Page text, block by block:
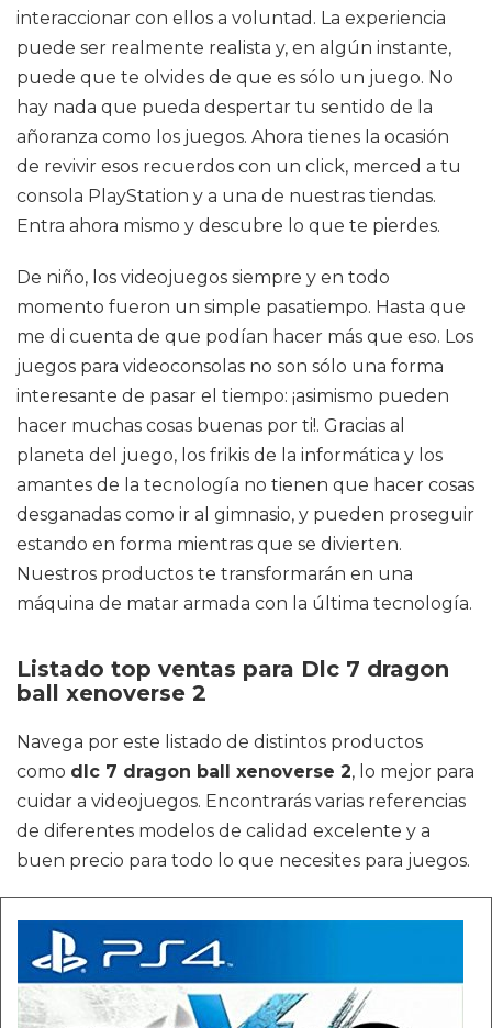
interaccionar con ellos a voluntad. La experiencia
puede ser realmente realista y, en algún instante,
puede que te olvides de que es sólo un juego. No
hay nada que pueda despertar tu sentido de la
añoranza como los juegos. Ahora tienes la ocasión
de revivir esos recuerdos con un click, merced a tu
consola PlayStation y a una de nuestras tiendas.
Entra ahora mismo y descubre lo que te pierdes.
De niño, los videojuegos siempre y en todo
momento fueron un simple pasatiempo. Hasta que
me di cuenta de que podían hacer más que eso. Los
juegos para videoconsolas no son sólo una forma
interesante de pasar el tiempo: ¡asimismo pueden
hacer muchas cosas buenas por ti!. Gracias al
planeta del juego, los frikis de la informática y los
amantes de la tecnología no tienen que hacer cosas
desganadas como ir al gimnasio, y pueden proseguir
estando en forma mientras que se divierten.
Nuestros productos te transformarán en una
máquina de matar armada con la última tecnología.
Listado top ventas para Dlc 7 dragon
ball xenoverse 2
Navega por este listado de distintos productos
como dlc 7 dragon ball xenoverse 2, lo mejor para
cuidar a videojuegos. Encontrarás varias referencias
de diferentes modelos de calidad excelente y a
buen precio para todo lo que necesites para juegos.